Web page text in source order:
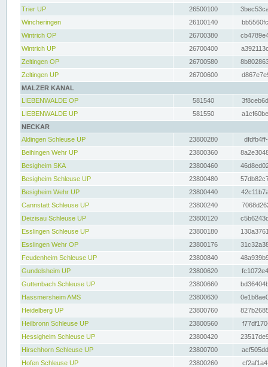
Trier UP
26500100
Wincheringen
26100140
Wintrich OP
26700380
Wintrich UP
26700400
Zeltingen OP
26700580
Zeltingen UP
26700600
MALZER KANAL
LIEBENWALDE OP
581540
LIEBENWALDE UP
581550
NECKAR
Aldingen Schleuse UP
23800280
Beihingen Wehr UP
23800360
Besigheim SKA
23800460
Besigheim Schleuse UP
23800480
Besigheim Wehr UP
23800440
Cannstatt Schleuse UP
23800240
Deizisau Schleuse UP
23800120
Esslingen Schleuse UP
23800180
Esslingen Wehr OP
23800176
Feudenheim Schleuse UP
23800840
Gundelsheim UP
23800620
Guttenbach Schleuse UP
23800660
Hassmersheim AMS
23800630
Heidelberg UP
23800760
Heilbronn Schleuse UP
23800560
Hessigheim Schleuse UP
23800420
Hirschhorn Schleuse UP
23800700
Hofen Schleuse UP
23800260